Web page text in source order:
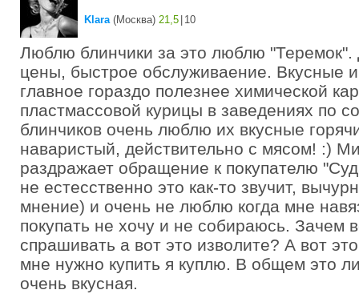
Klara(Москва) 21,5 10
Люблю блинчики за это люблю "Теремок".
цены, быстрое обслуживаение. Вкусные
главное гораздо полезнее химической
пластмассовой курицы в заведениях по
блинчиков очень люблю их вкусные
наваристый, действительно с мясом! :)
раздражает обращение к покупателю
не естесственно это как-то звучит,
мнение) и очень не люблю когда мне
покупать не хочу и не собираюсь. Зачем
спрашивать а вот это изволите? А вот
мне нужно купить я куплю. В общем это
очень вкусная.